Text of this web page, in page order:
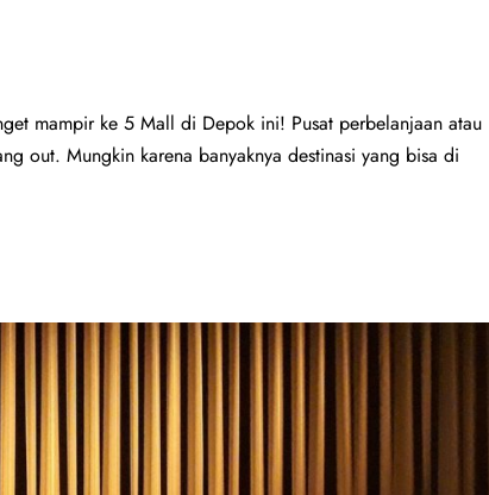
mampir ke 5 Mall di Depok ini! Pusat perbelanjaan atau
out. Mungkin karena banyaknya destinasi yang bisa di